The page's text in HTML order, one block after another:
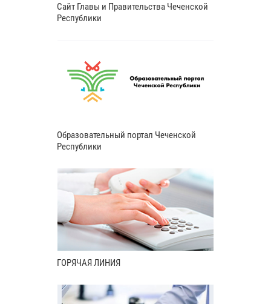
Сайт Главы и Правительства Чеченской
Республики
Образовательный портал Чеченской
Республики
ГОРЯЧАЯ ЛИНИЯ